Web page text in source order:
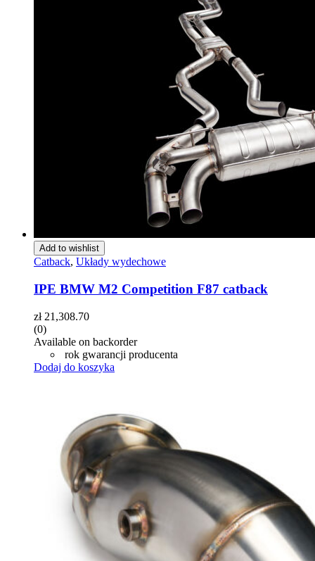
Add to wishlist
Catback, Układy wydechowe
IPE BMW M2 Competition F87 catback
zł21,308.70
(0)
Available on backorder
rok gwarancji producenta
Dodaj do koszyka